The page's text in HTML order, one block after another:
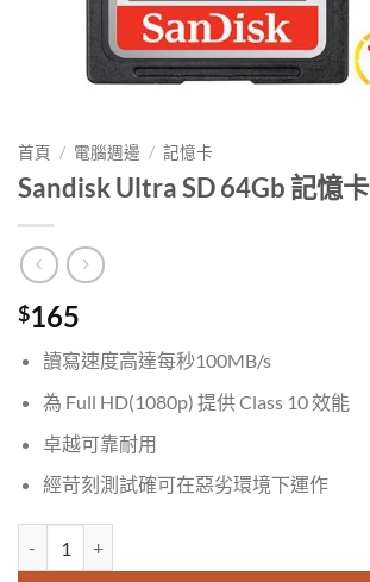
首頁 / 電腦週邊 / 記憶卡
Sandisk Ultra SD 64Gb 記憶卡
$165
讀寫速度高達每秒100MB/s
為 Full HD(1080p) 提供 Class 10 效能
卓越可靠耐用
經苛刻測試確可在惡劣環境下運作